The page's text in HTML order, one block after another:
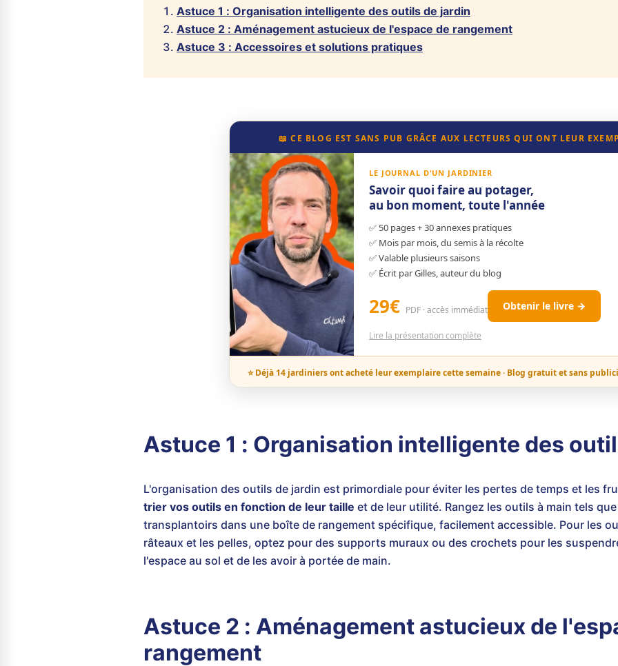
Astuce 1 : Organisation intelligente des outils de jardin
Astuce 2 : Aménagement astucieux de l'espace de rangement
Astuce 3 : Accessoires et solutions pratiques
📖 CE BLOG EST SANS PUB GRÂCE AUX LECTEURS QUI ONT LEUR
LE JOURNAL D'UN JARDINIER
Savoir quoi faire au potager,
au bon moment, toute l'année
✅ 50 pages + 30 annexes pratiques
✅ Mois par mois, du semis à la récolte
✅ Valable plusieurs saisons
✅ Écrit par Gilles, auteur du blog
29€ PDF · accès immédiat Obtenir le livre →
Lire la présentation complète
⭐ Déjà 14 jardiniers ont acheté leur exemplaire cette semaine · Blog gratuit et sans
Astuce 1 : Organisation intelligente des
L'organisation des outils de jardin est primordiale pour éviter les pertes de temps et les
trier vos outils en fonction de leur taille et de leur utilité. Rangez les outils à main tels
transplantoirs dans une boîte de rangement spécifique, facilement accessible. Pour les
râteaux et les pelles, optez pour des supports muraux ou des crochets pour les
l'espace au sol et de les avoir à portée de main.
Astuce 2 : Aménagement astucieux de
rangement